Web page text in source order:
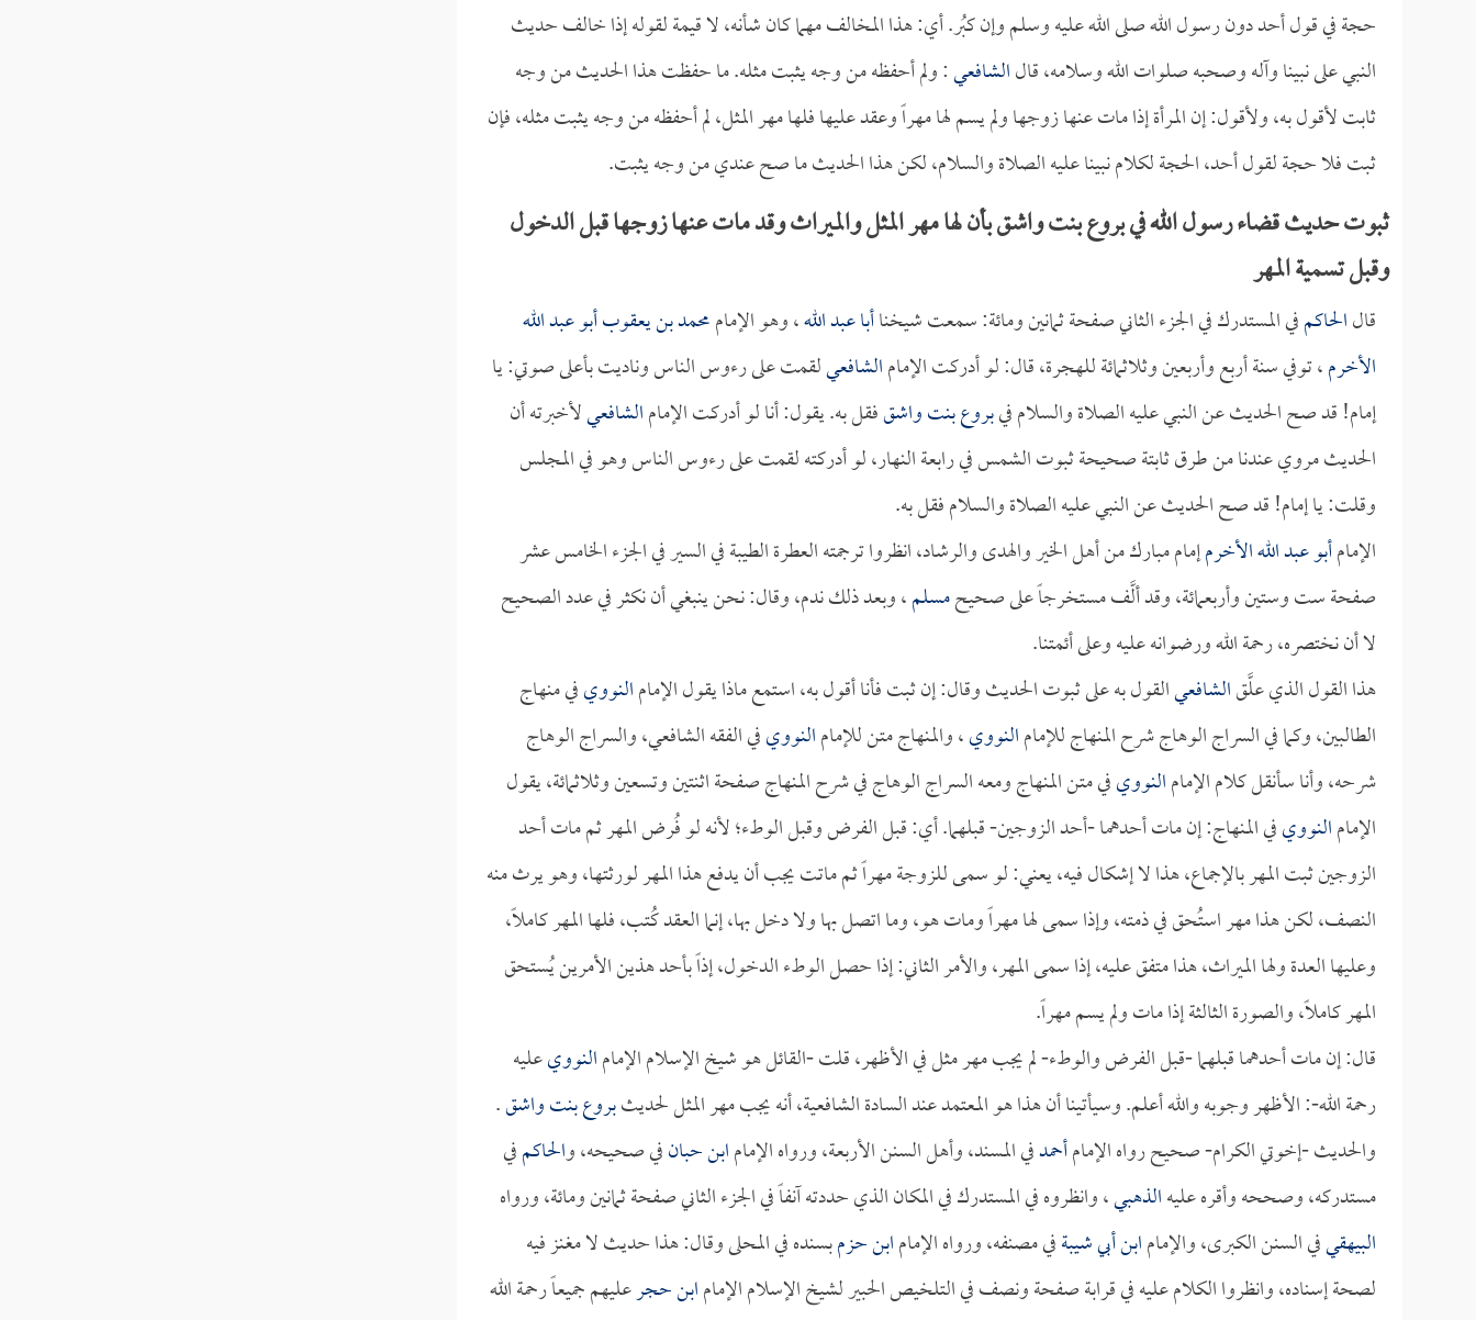
حجة في قول أحد دون رسول الله صلى الله عليه وسلم وإن كبُر. أي: هذا المخالف مهما كان شأنه، لا قيمة لقوله إذا خالف حديث
النبي على نبينا وآله وصحبه صلوات الله وسلامه، قالالشافعي: ولم أحفظه من وجه يثبت مثله. ما حفظت هذا الحديث من وجه
ثابت لأقول به، ولأقول: إن المرأة إذا مات عنها زوجها ولم يسم لها مهراً وعقد عليها فلها مهر المثل، لم أحفظه من وجه يثبت مثله، فإن
ثبت فلا حجة لقول أحد، الحجة لكلام نبينا عليه الصلاة والسلام، لكن هذا الحديث ما صح عندي من وجه يثبت.
ثبوت حديث قضاء رسول الله في بروع بنت واشق بأن لها مهر المثل والميراث وقد مات عنها زوجها قبل الدخول
وقبل تسمية المهر
قالالحاكمفي المستدرك في الجزء الثاني صفحة ثمانين ومائة: سمعت شيخناأبا عبد الله، وهو الإماممحمد بن يعقوب أبو عبد الله
الأخرم، توفي سنة أربع وأربعين وثلاثمائة للهجرة، قال: لو أدركت الإمامالشافعيلقمت على رءوس الناس وناديت بأعلى صوتي: يا
إمام! قد صح الحديث عن النبي عليه الصلاة والسلام فيبروع بنت واشقفقل به. يقول: أنا لو أدركت الإمامالشافعيلأخبرته أن
الحديث مروي عندنا من طرق ثابتة صحيحة ثبوت الشمس في رابعة النهار، لو أدركته لقمت على رءوس الناس وهو في المجلس
وقلت: يا إمام! قد صح الحديث عن النبي عليه الصلاة والسلام فقل به.
الإمامأبو عبد الله الأخرمإمام مبارك من أهل الخير والهدى والرشاد، انظروا ترجمته العطرة الطيبة في السير في الجزء الخامس عشر
صفحة ست وستين وأربعمائة، وقد ألَّف مستخرجاً على صحيحمسلم، وبعد ذلك ندم، وقال: نحن ينبغي أن نكثر في عدد الصحيح
لا أن نختصره، رحمة الله ورضوانه عليه وعلى أئمتنا.
هذا القول الذي علَّقالشافعيالقول به على ثبوت الحديث وقال: إن ثبت فأنا أقول به، استمع ماذا يقول الإمامالنوويفي منهاج
الطالبين، وكما في السراج الوهاج شرح المنهاج للإمامالنووي، والمنهاج متن للإمامالنوويفي الفقه الشافعي، والسراج الوهاج
شرحه، وأنا سأنقل كلام الإمامالنوويفي متن المنهاج ومعه السراج الوهاج في شرح المنهاج صفحة اثنتين وتسعين وثلاثمائة، يقول
الإمامالنوويفي المنهاج: إن مات أحدهما -أحد الزوجين- قبلهما. أي: قبل الفرض وقبل الوطء؛ لأنه لو فُرض المهر ثم مات أحد
الزوجين ثبت المهر بالإجماع، هذا لا إشكال فيه، يعني: لو سمى للزوجة مهراً ثم ماتت يجب أن يدفع هذا المهر لورثتها، وهو يرث منه
النصف، لكن هذا مهر استُحق في ذمته، وإذا سمى لها مهراً ومات هو، وما اتصل بها ولا دخل بها، إنما العقد كُتب، فلها المهر كاملاً،
وعليها العدة ولها الميراث، هذا متفق عليه، إذا سمى المهر، والأمر الثاني: إذا حصل الوطء الدخول، إذاً بأحد هذين الأمرين يُستحق
المهر كاملاً، والصورة الثالثة إذا مات ولم يسم مهراً.
قال: إن مات أحدهما قبلهما -قبل الفرض والوطء- لم يجب مهر مثل في الأظهر، قلت -القائل هو شيخ الإسلام الإمامالنوويعليه
رحمة الله-: الأظهر وجوبه والله أعلم. وسيأتينا أن هذا هو المعتمد عند السادة الشافعية، أنه يجب مهر المثل لحديثبروع بنت واشق.
والحديث -إخوتي الكرام- صحيح رواه الإمامأحمدفي المسند، وأهل السنن الأربعة، ورواه الإمامابن حبانفي صحيحه، والحاكمفي
مستدركه، وصححه وأقره عليهالذهبي، وانظروه في المستدرك في المكان الذي حددته آنفاً في الجزء الثاني صفحة ثمانين ومائة، ورواه
البيهقيفي السنن الكبرى، والإمامابن أبي شيبةفي مصنفه، ورواه الإمامابن حزمبسنده في المحلى وقال: هذا حديث لا مغنز فيه
لصحة إسناده، وانظروا الكلام عليه في قرابة صفحة ونصف في التلخيص الحبير لشيخ الإسلام الإمامابن حجرعليهم جميعاً رحمة الله